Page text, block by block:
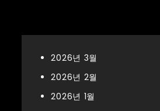
2026년 3월
2026년 2월
2026년 1월